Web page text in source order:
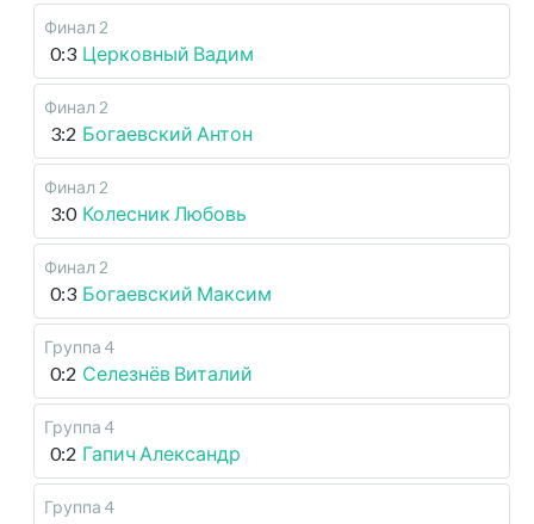
Финал 2
0:3 Церковный Вадим
Финал 2
3:2 Богаевский Антон
Финал 2
3:0 Колесник Любовь
Финал 2
0:3 Богаевский Максим
Группа 4
0:2 Селезнёв Виталий
Группа 4
0:2 Гапич Александр
Группа 4